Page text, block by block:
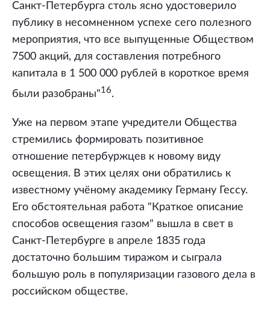
Санкт-Петербурга столь ясно удостоверило
публику в несомненном успехе сего полезного
мероприятия, что все выпущенные Обществом
7500 акций, для составления потребного
капитала в 1 500 000 рублей в короткое время
были разобраны"16.
Уже на первом этапе учредители Общества
стремились формировать позитивное
отношение петербуржцев к новому виду
освещения. В этих целях они обратились к
известному учёному академику Герману Гессу.
Его обстоятельная работа "Краткое описание
способов освещения газом" вышла в свет в
Санкт-Петербурге в апреле 1835 года
достаточно большим тиражом и сыграла
большую роль в популяризации газового дела в
российском обществе.